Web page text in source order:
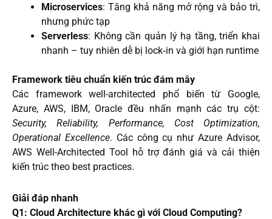
Microservices: Tăng khả năng mở rộng và bảo trì,
nhưng phức tạp
Serverless: Không cần quản lý hạ tầng, triển khai
nhanh – tuy nhiên dễ bị lock‑in và giới hạn runtime
Framework tiêu chuẩn kiến trúc đám mây
Các framework well-architected phổ biến từ Google,
Azure, AWS, IBM, Oracle đều nhấn mạnh các trụ cột:
Security, Reliability, Performance, Cost Optimization,
Operational Excellence. Các công cụ như Azure Advisor,
AWS Well-Architected Tool hỗ trợ đánh giá và cải thiện
kiến trúc theo best practices.
Giải đáp nhanh
Q1: Cloud Architecture khác gì với Cloud Computing?